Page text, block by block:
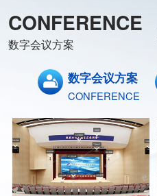
CONFERENCE
数字会议方案
数字会议方案
CONFERENCE